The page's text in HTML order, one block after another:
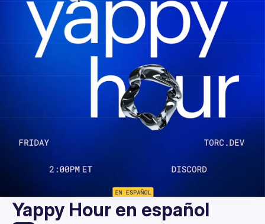
Yappy Hour en español